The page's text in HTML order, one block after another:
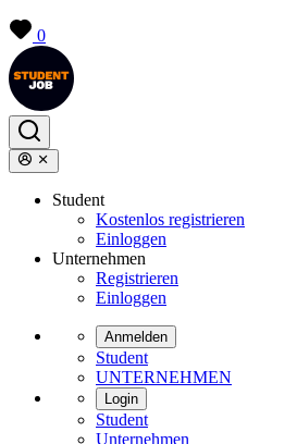
0
Student
Kostenlos registrieren
Einloggen
Unternehmen
Registrieren
Einloggen
Anmelden
Student
UNTERNEHMEN
Login
Student
Unternehmen